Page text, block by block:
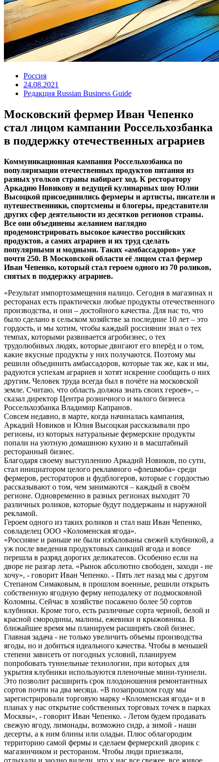
Россия
24.08.2021
Редакция Russian Business Guide
Московский фермер Иван Чепенко
стал лицом кампании Россельхозбанка
в поддержку отечественных аграриев
Коммуникационная кампания Россельхозбанка по
популяризации отечественных продуктов питания из
разных уголков страны набирает ход. К ресторатору
Аркадию Новикову и ведущей кулинарных шоу Юлии
Высоцкой присоединились фермеры и артисты, писатели и
путешественники, спортсмены и блогеры, представители
других сфер деятельности из десятков регионов страны.
Все они объединены желанием наглядно
продемонстрировать высокое качество российских
продуктов, а самих аграриев и их труд сделать
популярными и модными. Таких «амбассадоров» уже
почти 250. В Московской области её лицом стал фермер
Иван Чепенко, который стал героем одного из 70 роликов,
снятых в поддержку аграриев.
«Результат импортозамещения налицо. Сегодня в магазинах и
ресторанах есть практически любые продукты отечественного
производства, и они – достойного качества. Для нас то, что
было сделано в сельском хозяйстве за последние 10 лет – это
гордость, и мы хотим, чтобы каждый россиянин знал о тех
темпах, которыми развивается агробизнес, о тех
трудолюбивых людях, которые двигают его вперёд и о том,
какие вкусные продукты у них получаются. Поэтому мы
решили объединить амбассадоров, которые так же, как и мы,
радуются успехам аграриев и хотят искренне сообщить о них
другим. Человек труда всегда был в почёте на московской
земле. Считаю, что область должна знать своих героев», –
сказал директор Центра розничного и малого бизнеса
Россельхозбанка Владимир Капранов.
Совсем недавно, в марте, когда начиналась кампания,
Аркадий Новиков и Юлия Высоцкая рассказывали про
регионы, из которых натуральные фермерские продукты
попали на уютную домашнюю кухню и в масштабный
ресторанный бизнес.
Благодаря своему выступлению Аркадий Новиков, по сути,
стал инициатором целого рекламного «флешмоба» среди
фермеров, рестораторов и фудблогеров, которые с гордостью
рассказывают о том, чем занимаются – каждый в своём
регионе. Одновременно в разных регионах выходит 70
различных роликов, которые будут поддержаны и наружной
рекламой.
Героем одного из таких роликов и стал наш Иван Чепенко,
совладелец ООО «Коломенская ягода».
«Россияне и раньше не были избалованы свежей клубникой, а
уж после введения продуктовых санкций ягода и вовсе
перешла в разряд дорогих деликатесов. Особенно если на
дворе не разгар лета. «Рынок абсолютно свободен, заходи - не
хочу», - говорит Иван Чепенко. - Пять лет назад мы с другом
Степаном Симаковым, в прошлом военные, решили открыть
собственную ягодную ферму неподалеку от подмосковной
Коломны. Сейчас в хозяйстве посажено более 50 сортов
клубники. Кроме того, есть различные сорта черной, белой и
красной смородины, малины, ежевики и крыжовника. В
ближайшее время мы планируем расширять свой бизнес.
Главная задача - не только увеличить объемы производства
ягоды, но и добиться идеального качества. Чтобы в меньшей
степени зависеть от погодных условий, планируем
попробовать туннельные технологии, при которых для
укрытия клубники используются пленочные мини-туннели.
Это позволит расширить срок плодоношения ремонтантных
сортов почти на два месяца. «В позапрошлом году мы
зарегистрировали торговую марку «Коломенская ягода» и в
планах у нас открытие собственных торговых точек в парках
Москвы», - говорит Иван Чепенко. - Летом будем продавать
свежую ягоду, лимонады, возможно сидр, а зимой - наши
десерты, а к ним блины или оладьи. Плюс облагородим
территорию самой фермы и сделаем фермерский дворик с
магазинчиком и рестораном. Чтобы люди приезжали,
отдыхали и заодно видели, что у нас все свежее, все живое.